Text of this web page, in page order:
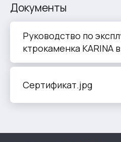
Документы
Руководство по
ктрокаменка KARINA
Сертификат.jpg